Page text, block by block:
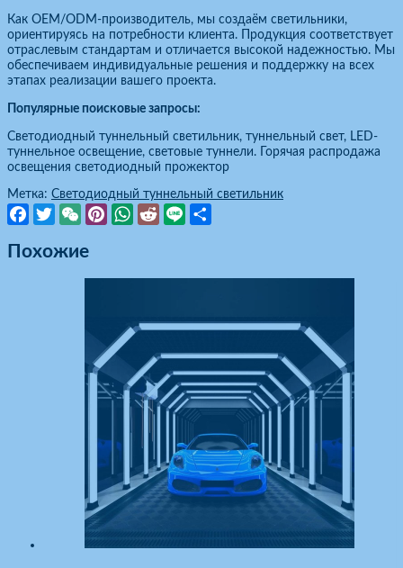
Как OEM/ODM-производитель, мы создаём светильники,
ориентируясь на потребности клиента. Продукция соответствует
отраслевым стандартам и отличается высокой надежностью. Мы
обеспечиваем индивидуальные решения и поддержку на всех
этапах реализации вашего проекта.
Популярные поисковые запросы:
Светодиодный туннельный светильник, туннельный свет, LED-
туннельное освещение, световые туннели. Горячая распродажа
освещения светодиодный прожектор
Метка: Светодиодный туннельный светильник
Похожие